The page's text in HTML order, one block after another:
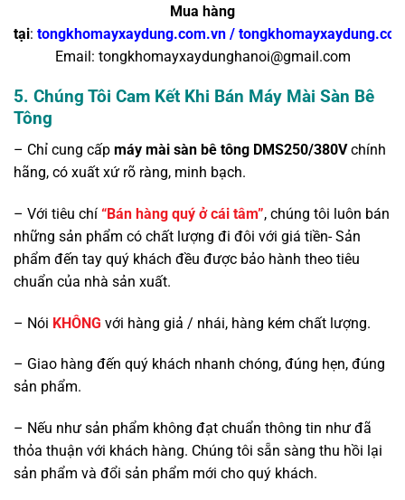
Mua hàng
tại: tongkhomayxaydung.com.vn /
Email: tongkhomayxaydunghanoi@gmail.com
5. Chúng Tôi Cam Kết Khi Bán Máy Mài Sàn Bê
Tông
– Chỉ cung cấp máy mài sàn bê tông DMS250/380Vchính
hãng, có xuất xứ rõ ràng, minh bạch.
– Với tiêu chí “Bán hàng quý ở cái tâm”, chúng tôi luôn bán
những sản phẩm có chất lượng đi đôi với giá tiền- Sản
phẩm đến tay quý khách đều được bảo hành theo tiêu
chuẩn của nhà sản xuất.
– Nói KHÔNG với hàng giả / nhái, hàng kém chất lượng.
– Giao hàng đến quý khách nhanh chóng, đúng hẹn, đúng
sản phẩm.
– Nếu như sản phẩm không đạt chuẩn thông tin như đã
thỏa thuận với khách hàng. Chúng tôi sẵn sàng thu hồi lại
sản phẩm và đổi sản phẩm mới cho quý khách.